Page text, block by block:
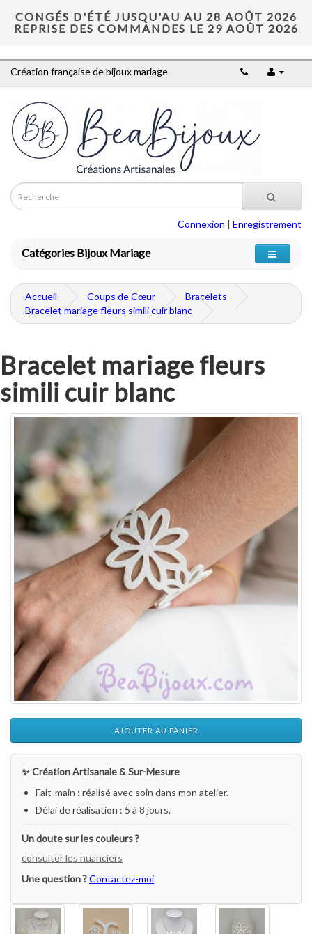
CONGÉS D'ÉTÉ JUSQU'AU AU 28 AOÛT 2026
REPRISE DES COMMANDES LE 29 AOÛT 2026
Création française de bijoux mariage
Connexion | Enregistrement
Catégories Bijoux Mariage
Accueil Coups de Cœur
Bracelets
Bracelet mariage fleurs simili cuir blanc
Bracelet mariage fleurs
simili cuir blanc
AJOUTER AU PANIER
✨ Création Artisanale & Sur-Mesure
Fait-main : réalisé avec soin dans mon atelier.
Délai de réalisation : 5 à 8 jours.
Un doute sur les couleurs ?
consulter les nuanciers
Une question ?Contactez-moi